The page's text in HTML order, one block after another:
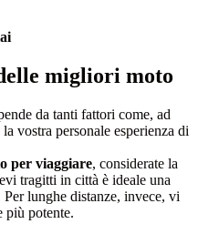
migliori moto
da tanti fattori come, ad
vostra personale esperienza di
per viaggiare, considerate la
tragitti in città è ideale una
lunghe distanze, invece, vi
più potente.